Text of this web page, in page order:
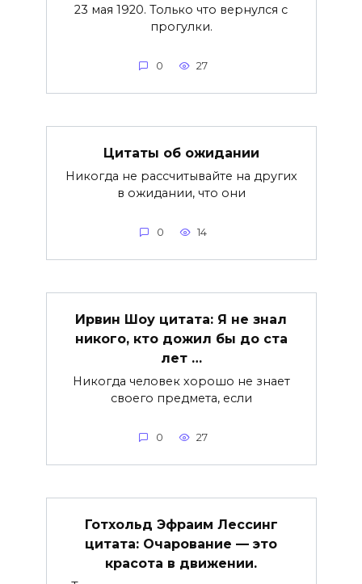
23 мая 1920. Только что вернулся с
прогулки.
0 27
Цитаты об ожидании
Никогда не рассчитывайте на других
в ожидании, что они
0 14
Ирвин Шоу цитата: Я не знал
никого, кто дожил бы до ста
лет …
Никогда человек хорошо не знает
своего предмета, если
0 27
Готхольд Эфраим Лессинг
цитата: Очарование — это
красота в движении.